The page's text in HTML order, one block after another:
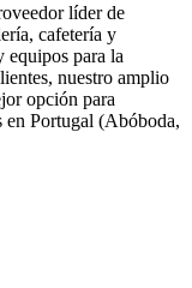
líder de
cafetería y
equipos para la
nuestro amplio
opción para
en Portugal (Abóboda,